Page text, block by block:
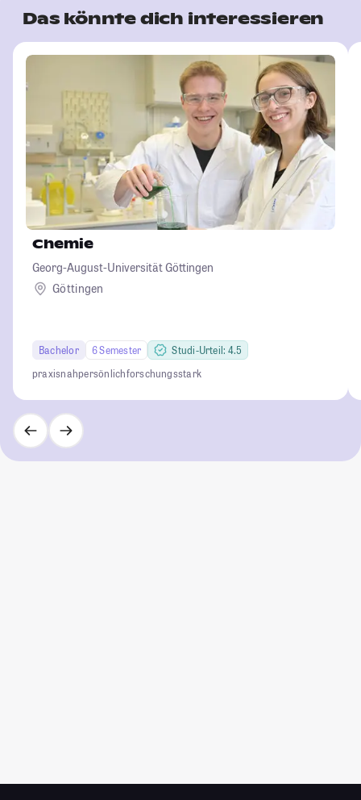
Das könnte dich interessieren
Chemie
Georg-August-Universität Göttingen
Göttingen
Bachelor 6 Semester
Studi-Urteil: 4.5
praxisnahpersönlichforschungsstark